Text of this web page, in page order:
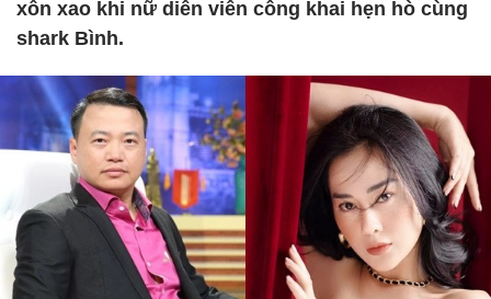
xôn xao khi nữ diễn viên công khai hẹn hò cùng
shark Bình.